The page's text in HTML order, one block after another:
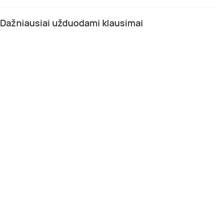
Dažniausiai užduodami klausimai